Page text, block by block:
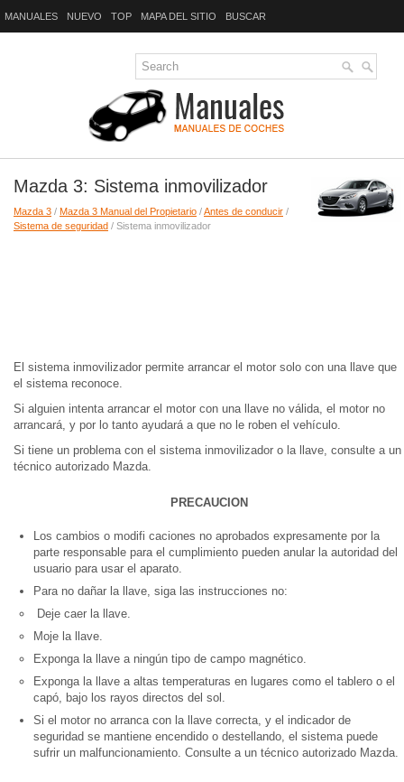
MANUALES NUEVO TOP MAPA DEL SITIO BUSCAR
Mazda 3: Sistema inmovilizador
Mazda 3 / Mazda 3 Manual del Propietario /Antes de conducir /
Sistema de seguridad / Sistema inmovilizador
El sistema inmovilizador permite arrancar el motor solo con una llave que
el sistema reconoce.
Si alguien intenta arrancar el motor con una llave no válida, el motor no
arrancará, y por lo tanto ayudará a que no le roben el vehículo.
Si tiene un problema con el sistema inmovilizador o la llave, consulte a un
técnico autorizado Mazda.
PRECAUCION
Los cambios o modifi caciones no aprobados expresamente por la
parte responsable para el cumplimiento pueden anular la autoridad del
usuario para usar el aparato.
Para no dañar la llave, siga las instrucciones no:
Deje caer la llave.
Moje la llave.
Exponga la llave a ningún tipo de campo magnético.
Exponga la llave a altas temperaturas en lugares como el tablero o el
capó, bajo los rayos directos del sol.
Si el motor no arranca con la llave correcta, y el indicador de
seguridad se mantiene encendido o destellando, el sistema puede
sufrir un malfuncionamiento. Consulte a un técnico autorizado Mazda.